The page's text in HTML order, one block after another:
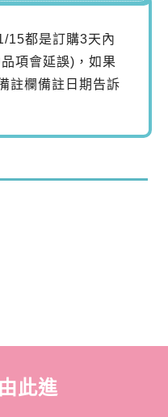
15都是訂購3天內
項會延誤)，如果
註欄備註日期告訴
此進